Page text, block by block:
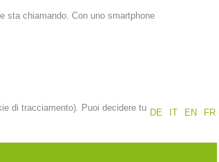
sta chiamando. Con uno smartphone
DE
IT EN FR
di tracciamento). Puoi decidere tu